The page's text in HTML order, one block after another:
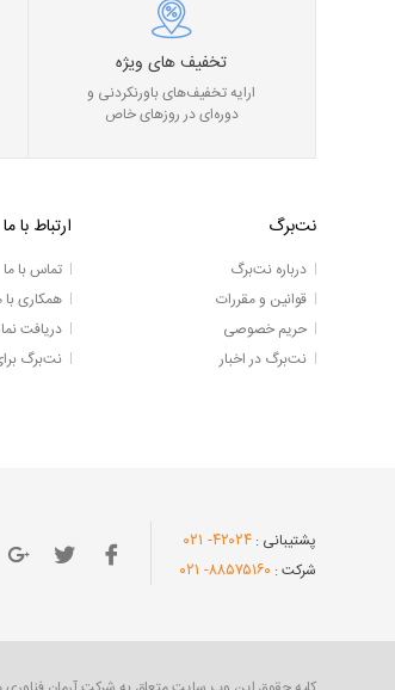
تخفیف های ویژه
ارایه تخفیف‌های باورنکردنی و
دوره‌ای در روز‌های خاص
نت‌برگ
درباره نت‌برگ
قوانین و مقررات
حریم خصوصی
نت‌برگ در اخبار
ارتباط با ما
تماس با ما
همکاری با
دریافت
نت‌برگ
پشتیبانی : ۴۲۰۲۴- ۰۲۱
شرکت : ۸۸۵۷۵۱۶۰- ۰۲۱